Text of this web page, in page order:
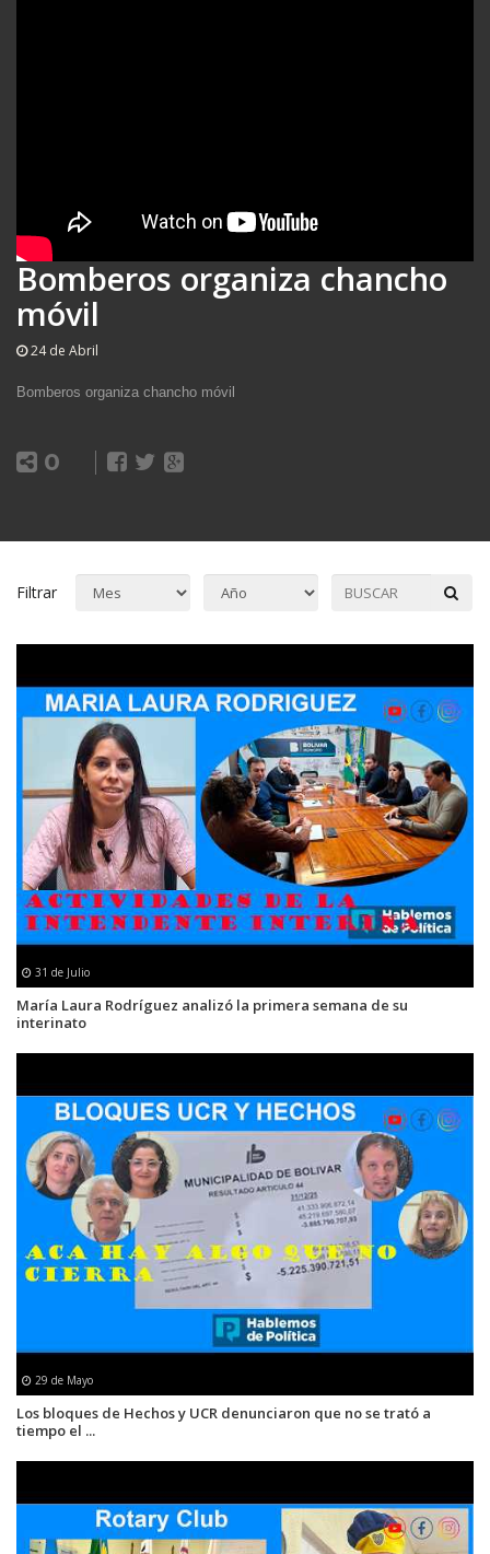
Bomberos organiza chancho
móvil
24 de Abril
Bomberos organiza chancho móvil
0
Filtrar
31 de Julio
María Laura Rodríguez analizó la primera semana de su
interinato
29 de Mayo
Los bloques de Hechos y UCR denunciaron que no se trató a
tiempo el ...